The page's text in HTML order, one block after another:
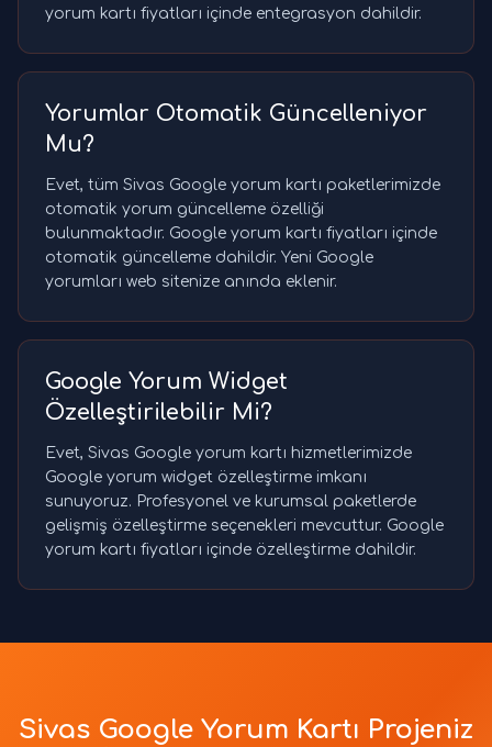
yorum kartı fiyatları içinde entegrasyon dahildir.
Yorumlar Otomatik Güncelleniyor
Mu?
Evet, tüm Sivas Google yorum kartı paketlerimizde
otomatik yorum güncelleme özelliği
bulunmaktadır. Google yorum kartı fiyatları içinde
otomatik güncelleme dahildir. Yeni Google
yorumları web sitenize anında eklenir.
Google Yorum Widget
Özelleştirilebilir Mi?
Evet, Sivas Google yorum kartı hizmetlerimizde
Google yorum widget özelleştirme imkanı
sunuyoruz. Profesyonel ve kurumsal paketlerde
gelişmiş özelleştirme seçenekleri mevcuttur. Google
yorum kartı fiyatları içinde özelleştirme dahildir.
Sivas Google Yorum Kartı Projeniz